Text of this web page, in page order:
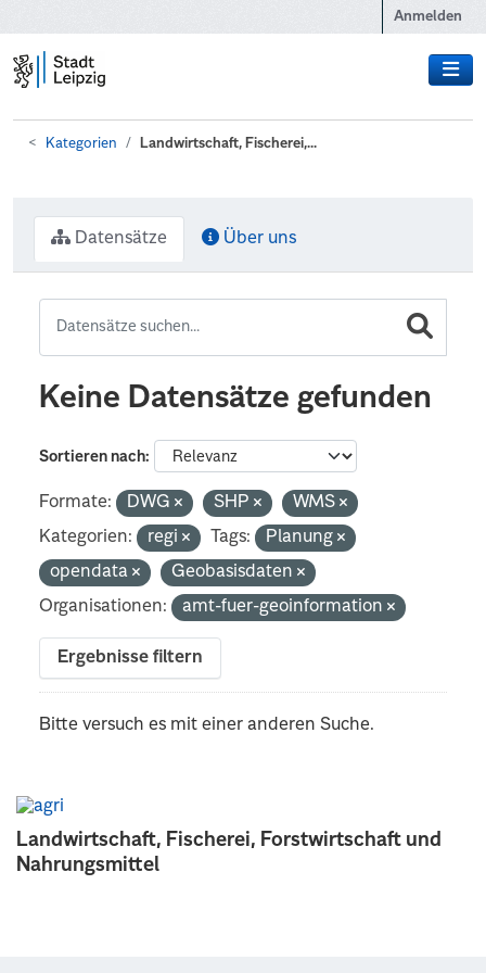
Anmelden
Kategorien Landwirtschaft, Fischerei,...
Landwirtschaft, Fischerei, Forstwirtschaft und
Nahrungsmittel
Datensätze Über uns
Keine Datensätze gefunden
Sortieren nach
Formate: DWG SHP
WMS
Kategorien:
regi Tags:
Planung
opendata
Geobasisdaten
Organisationen:
amt-fuer-geoinformation
Ergebnisse filtern
Bitte versuch es mit einer anderen Suche.